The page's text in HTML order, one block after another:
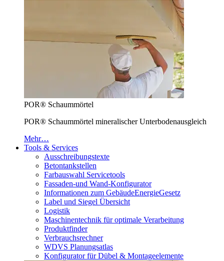
POR® Schaummörtel
POR® Schaummörtel mineralischer Unterbodenausgleich
Mehr…
Tools & Services
Ausschreibungstexte
Betontankstellen
Farbauswahl Servicetools
Fassaden-und Wand-Konfigurator
Informationen zum GebäudeEnergieGesetz
Label und Siegel Übersicht
Logistik
Maschinentechnik für optimale Verarbeitung
Produktfinder
Verbrauchsrechner
WDVS Planungsatlas
Konfigurator für Dübel & Montageelemente